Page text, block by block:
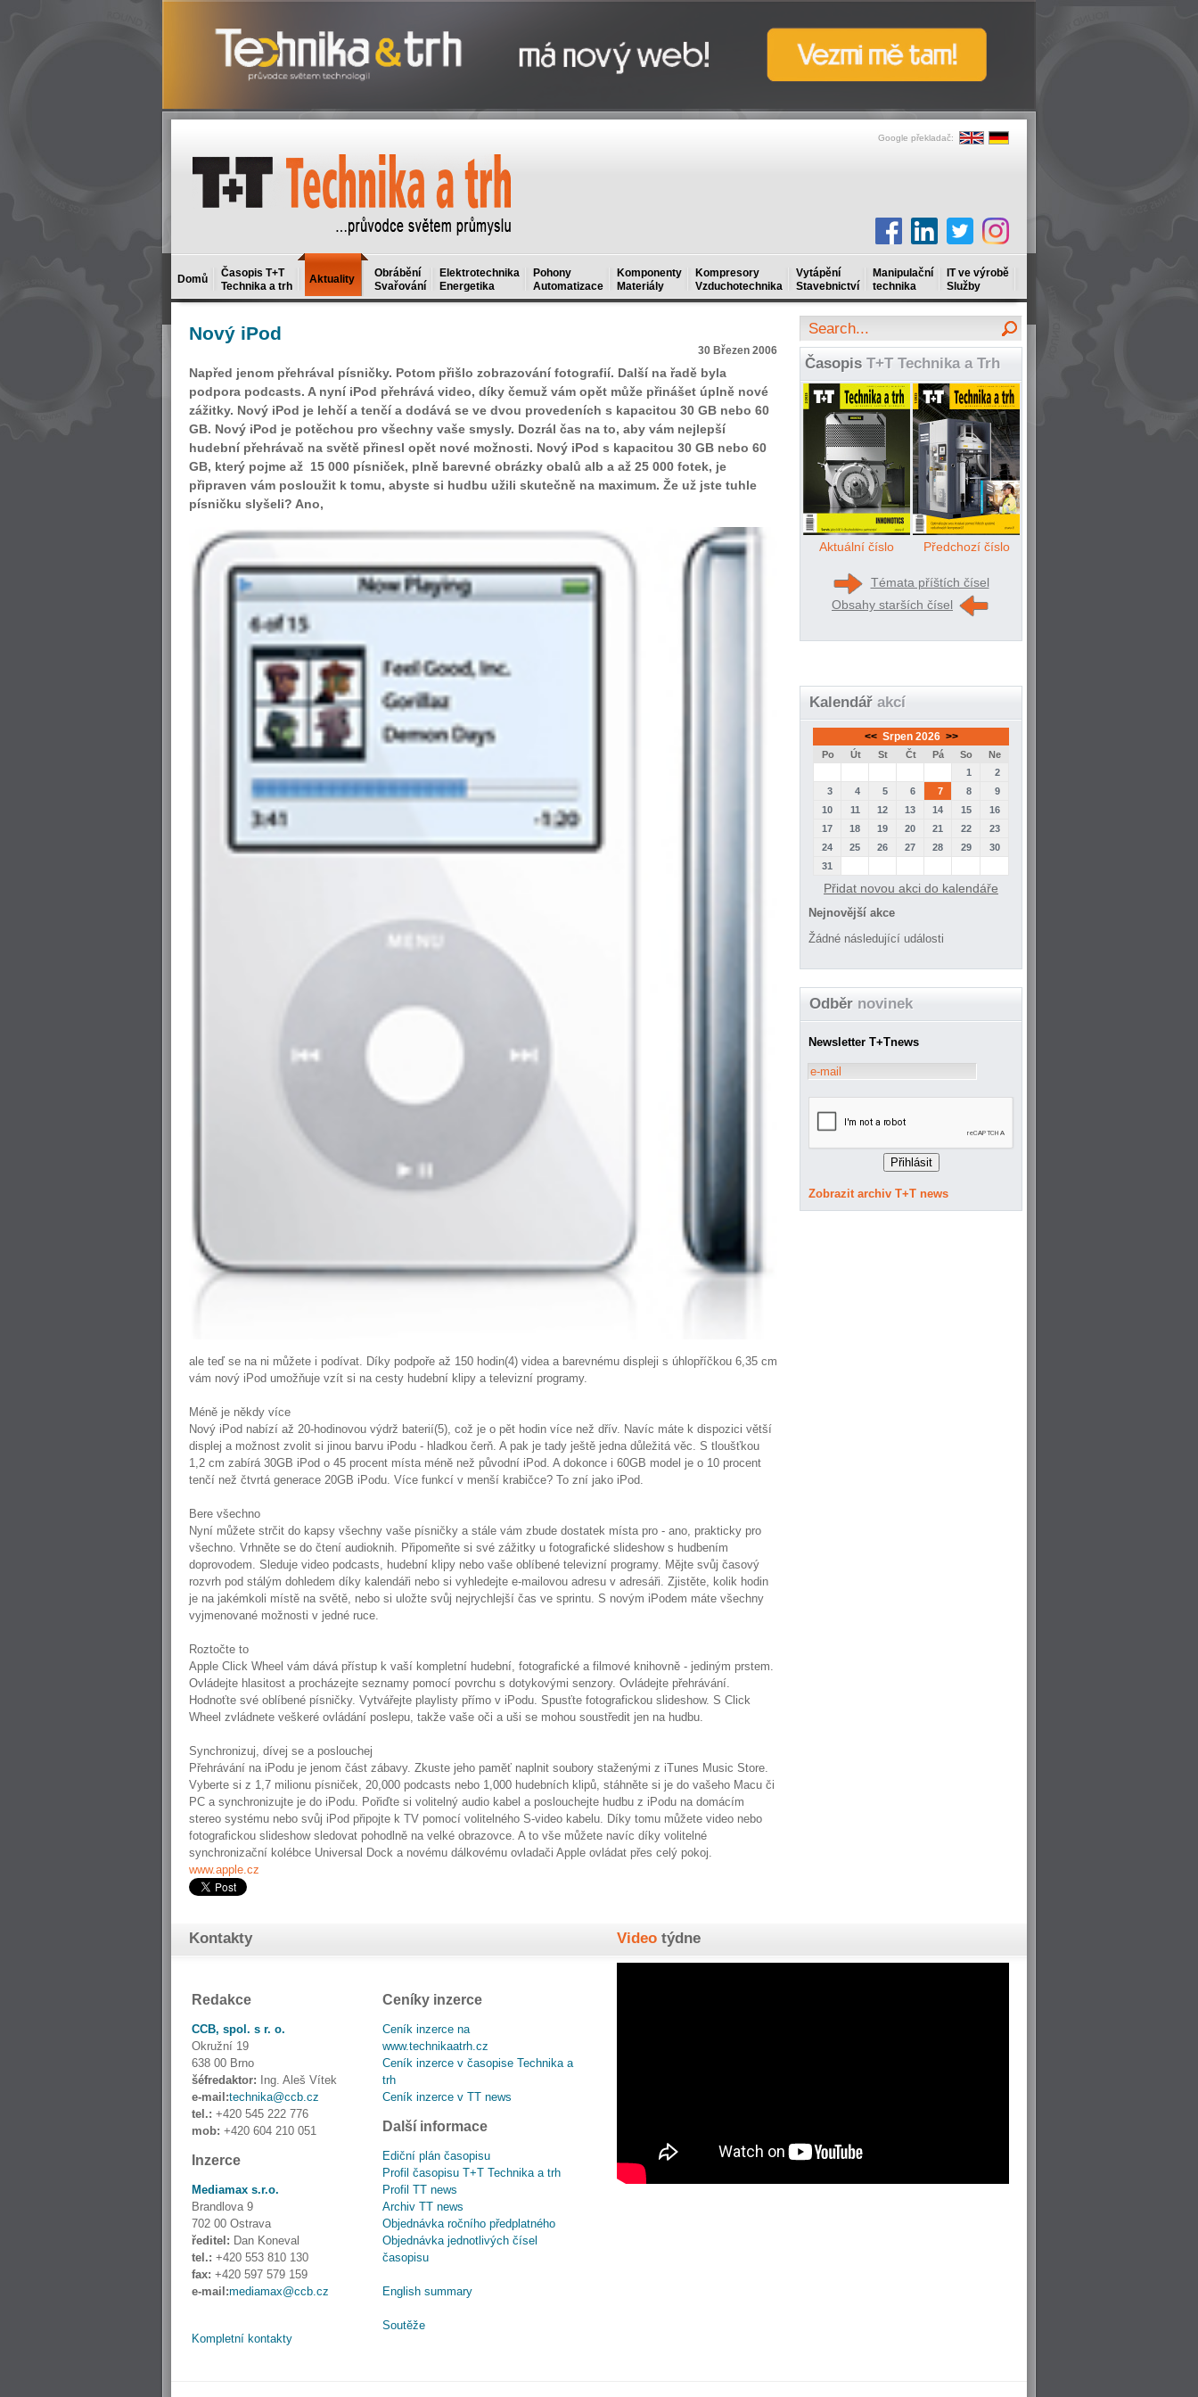
Google překladač:
Domů
Časopis T+T
Technika a trh
Aktuality
Obrábění
Svařování
Elektrotechnika
Energetika
Pohony
Automatizace
Komponenty
Materiály
Kompresory
Vzduchotechnika
Vytápění
Stavebnictví
Manipulační
technika
IT ve výrobě
Služby
Nový iPod
30 Březen 2006
Napřed jenom přehrával písničky. Potom přišlo zobrazování fotografií. Další na řadě byla
podpora podcasts. A nyní iPod přehrává video, díky čemuž vám opět může přinášet úplně nové
zážitky. Nový iPod je lehčí a tenčí a dodává se ve dvou provedeních s kapacitou 30 GB nebo 60
GB. Nový iPod je potěchou pro všechny vaše smysly. Dozrál čas na to, aby vám nejlepší
hudební přehrávač na světě přinesl opět nové možnosti. Nový iPod s kapacitou 30 GB nebo 60
GB, který pojme až 15 000 písniček, plně barevné obrázky obalů alb a až 25 000 fotek, je
připraven vám posloužit k tomu, abyste si hudbu užili skutečně na maximum. Že už jste tuhle
písničku slyšeli? Ano,
ale teď se na ni můžete i podívat. Díky podpoře až 150 hodin(4) videa a barevnému displeji s úhlopříčkou 6,35 cm
vám nový iPod umožňuje vzít si na cesty hudební klipy a televizní programy.
Méně je někdy více
Nový iPod nabízí až 20-hodinovou výdrž baterií(5), což je o pět hodin více než dřív. Navíc máte k dispozici větší
displej a možnost zvolit si jinou barvu iPodu - hladkou čerň. A pak je tady ještě jedna důležitá věc. S tloušťkou
1,2 cm zabírá 30GB iPod o 45 procent místa méně než původní iPod. A dokonce i 60GB model je o 10 procent
tenčí než čtvrtá generace 20GB iPodu. Více funkcí v menší krabičce? To zní jako iPod.
Bere všechno
Nyní můžete strčit do kapsy všechny vaše písničky a stále vám zbude dostatek místa pro - ano, prakticky pro
všechno. Vrhněte se do čtení audioknih. Připomeňte si své zážitky u fotografické slideshow s hudbením
doprovodem. Sleduje video podcasts, hudební klipy nebo vaše oblíbené televizní programy. Mějte svůj časový
rozvrh pod stálým dohledem díky kalendáři nebo si vyhledejte e-mailovou adresu v adresáři. Zjistěte, kolik hodin
je na jakémkoli místě na světě, nebo si uložte svůj nejrychlejší čas ve sprintu. S novým iPodem máte všechny
vyjmenované možnosti v jedné ruce.
Roztočte to
Apple Click Wheel vám dává přístup k vaší kompletní hudební, fotografické a filmové knihovně - jediným prstem.
Ovládejte hlasitost a procházejte seznamy pomocí povrchu s dotykovými senzory. Ovládejte přehrávání.
Hodnoťte své oblíbené písničky. Vytvářejte playlisty přímo v iPodu. Spusťte fotografickou slideshow. S Click
Wheel zvládnete veškeré ovládání poslepu, takže vaše oči a uši se mohou soustředit jen na hudbu.
Synchronizuj, dívej se a poslouchej
Přehrávání na iPodu je jenom část zábavy. Zkuste jeho paměť naplnit soubory staženými z iTunes Music Store.
Vyberte si z 1,7 milionu písniček, 20,000 podcasts nebo 1,000 hudebních klipů, stáhněte si je do vašeho Macu či
PC a synchronizujte je do iPodu. Pořiďte si volitelný audio kabel a poslouchejte hudbu z iPodu na domácím
stereo systému nebo svůj iPod připojte k TV pomocí volitelného S-video kabelu. Díky tomu můžete video nebo
fotografickou slideshow sledovat pohodlně na velké obrazovce. A to vše můžete navíc díky volitelné
synchronizační kolébce Universal Dock a novému dálkovému ovladači Apple ovládat přes celý pokoj.
www.apple.cz
Časopis T+T Technika a Trh
Aktuální číslo Předchozí číslo
Témata příštích čísel
Obsahy starších čísel
Kalendář akcí
<< Srpen 2026 >>
Po Út St Čt Pá So
Ne
1
2
3
4 5 6 7 8
9
10
11 12 13 14 15
16
17
18 19 20 21 22
23
24
25 26 27 28 29
30
31
Přidat novou akci do kalendáře
Nejnovější akce
Žádné následující události
Odběr novinek
Newsletter T+Tnews
Zobrazit archiv T+T news
Kontakty
Redakce
CCB, spol. s r. o.
Okružní 19
638 00 Brno
šéfredaktor: Ing. Aleš Vítek
e-mail:technika@ccb.cz
tel.: +420 545 222 776
mob: +420 604 210 051
Inzerce
Mediamax s.r.o.
Brandlova 9
702 00 Ostrava
ředitel: Dan Koneval
tel.: +420 553 810 130
fax: +420 597 579 159
e-mail:mediamax@ccb.cz
Kompletní kontakty
Ceníky inzerce
Ceník inzerce na
www.technikaatrh.cz
Ceník inzerce v časopise Technika a
trh
Ceník inzerce v TT news
Další informace
Ediční plán časopisu
Profil časopisu T+T Technika a trh
Profil TT news
Archiv TT news
Objednávka ročního předplatného
Objednávka jednotlivých čísel
časopisu
English summary
Soutěže
Video týdne